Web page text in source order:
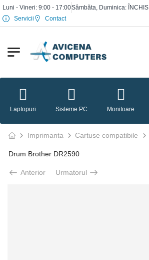
Luni - Vineri: 9:00 - 17:00Sâmbăta, Duminica: ÎNCHIS
Servicii
Contact
Laptopuri Sisteme PC Monitoare
Imprimanta Cartuse compatibile
Drum Brother DR2590
Anterior Urmatorul